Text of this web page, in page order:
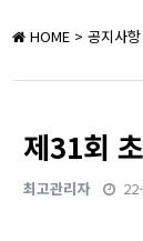
HOME > 공지사항
제31회
최고관리자